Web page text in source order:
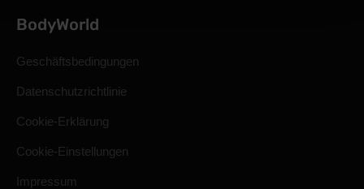
BodyWorld
Geschäftsbedingungen
Datenschutzrichtlinie
Cookie-Erklärung
Cookie-Einstellungen
Impressum